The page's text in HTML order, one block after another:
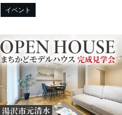
イベント